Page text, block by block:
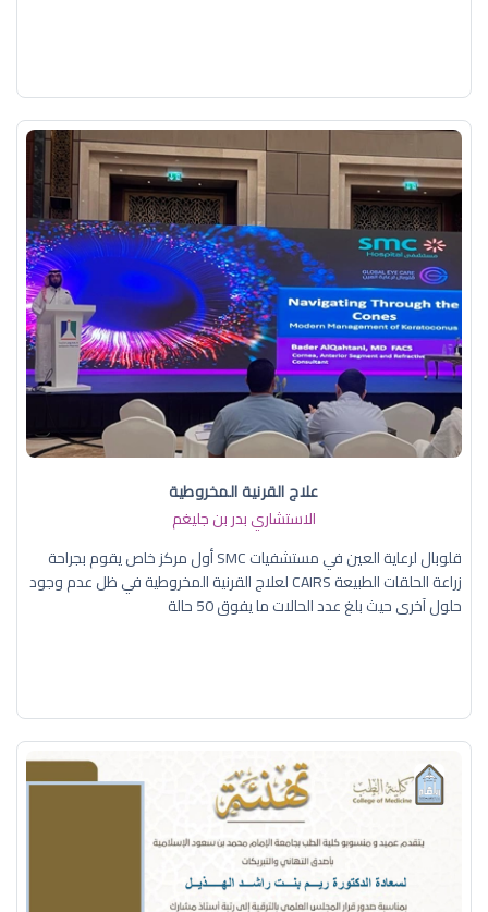
علاج القرنية المخروطية
الاستشاري بدر بن جليغم
قلوبال لرعاية العين في مستشفيات SMC أول مركز خاص يقوم بجراحة
زراعة الحلقات الطبيعة CAIRS لعلاج القرنية المخروطية في ظل عدم وجود
حلول آخرى حيث بلغ عدد الحالات ما يفوق 50 حالة